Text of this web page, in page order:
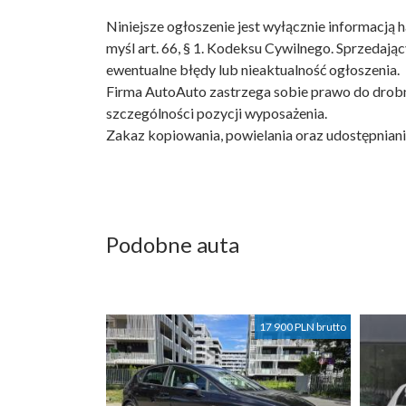
Niniejsze ogłoszenie jest wyłącznie informacją
myśl art. 66, § 1. Kodeksu Cywilnego.
ewentualne błędy lub nieaktualność ogłoszenia.
Firma AutoAuto zastrzega sobie prawo do
szczególności pozycji wyposażenia.
Zakaz kopiowania, powielania oraz
Podobne auta
17 900 PLN brutto